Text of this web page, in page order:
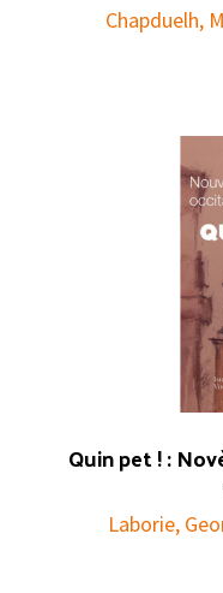
Chapduelh,
Quin pet ! :
Laborie,